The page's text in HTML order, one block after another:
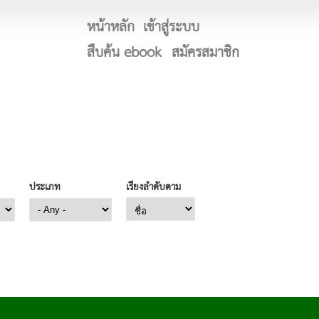
หน้าหลัก เข้าสู่ระบบ
สืบค้น ebook สมัครสมาชิก
ประเภท เรียงลำดับตาม